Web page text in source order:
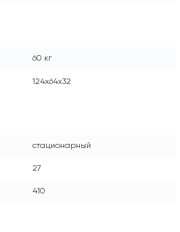
60 кг
124x64x32
стационарный
27
410